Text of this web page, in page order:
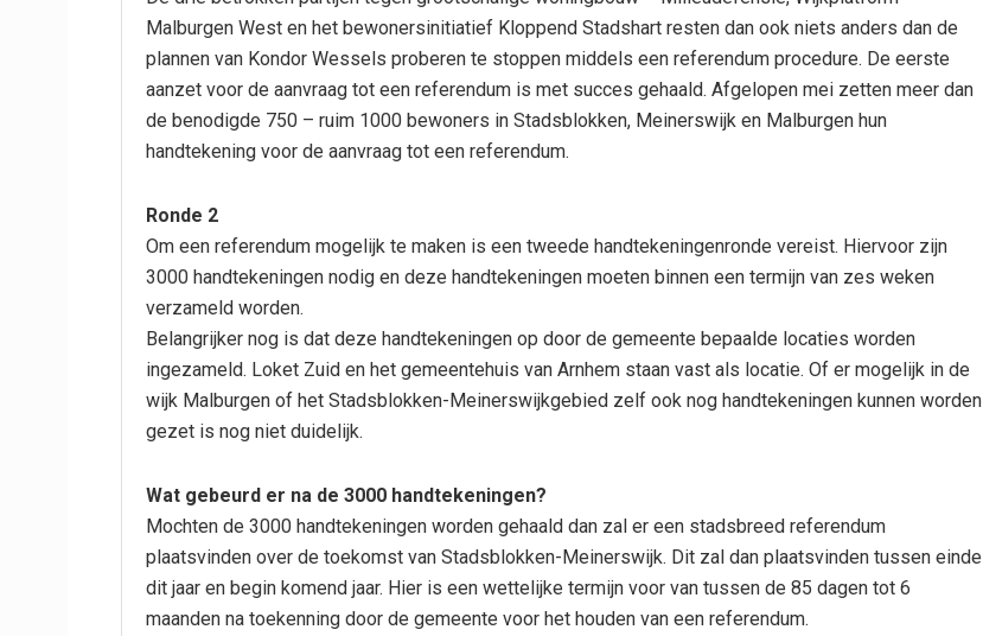
Malburgen West en het bewonersinitiatief Kloppend Stadshart resten dan ook niets anders dan de
plannen van Kondor Wessels proberen te stoppen middels een referendum procedure. De eerste
aanzet voor de aanvraag tot een referendum is met succes gehaald. Afgelopen mei zetten meer dan
de benodigde 750 – ruim 1000 bewoners in Stadsblokken, Meinerswijk en Malburgen hun
handtekening voor de aanvraag tot een referendum.
Ronde 2
Om een referendum mogelijk te maken is een tweede handtekeningenronde vereist. Hiervoor zijn
3000 handtekeningen nodig en deze handtekeningen moeten binnen een termijn van zes weken
verzameld worden.
Belangrijker nog is dat deze handtekeningen op door de gemeente bepaalde locaties worden
ingezameld. Loket Zuid en het gemeentehuis van Arnhem staan vast als locatie. Of er mogelijk in de
wijk Malburgen of het Stadsblokken-Meinerswijkgebied zelf ook nog handtekeningen kunnen worden
gezet is nog niet duidelijk.
Wat gebeurd er na de 3000 handtekeningen?
Mochten de 3000 handtekeningen worden gehaald dan zal er een stadsbreed referendum
plaatsvinden over de toekomst van Stadsblokken-Meinerswijk. Dit zal dan plaatsvinden tussen einde
dit jaar en begin komend jaar. Hier is een wettelijke termijn voor van tussen de 85 dagen tot 6
maanden na toekenning door de gemeente voor het houden van een referendum.